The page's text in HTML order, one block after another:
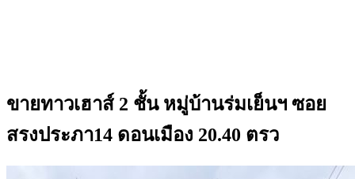
ขายทาวเฮาส์ 2 ชั้น หมู่บ้านร่มเย็นฯ ซอย
สรงประภา14 ดอนเมือง 20.40 ตรว